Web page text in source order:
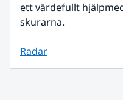
ett värdefullt
skurarna.
Radar